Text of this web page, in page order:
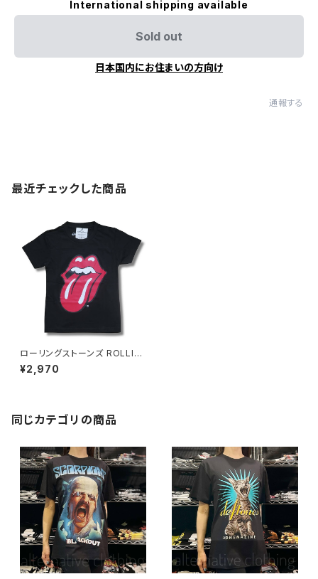
International shipping available
Sold out
日本国内にお住まいの方向け
通報する
最近チェックした商品
ローリングストーンズ ROLLIN
G STONES クラシックロゴ キ
ッズ Ｔシャツ 子供服 バンド ロッ
¥2,970
同じカテゴリの商品